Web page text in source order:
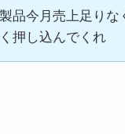
品今月売上足りな
押し込んでくれ